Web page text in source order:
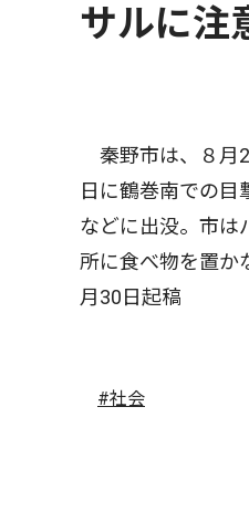
サルに注
秦野市は、８月
日に鶴巻南での
などに出没。市は
所に食べ物を置か
月30日起稿
#社会